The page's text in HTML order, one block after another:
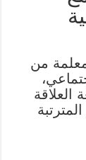
من
العلاقة